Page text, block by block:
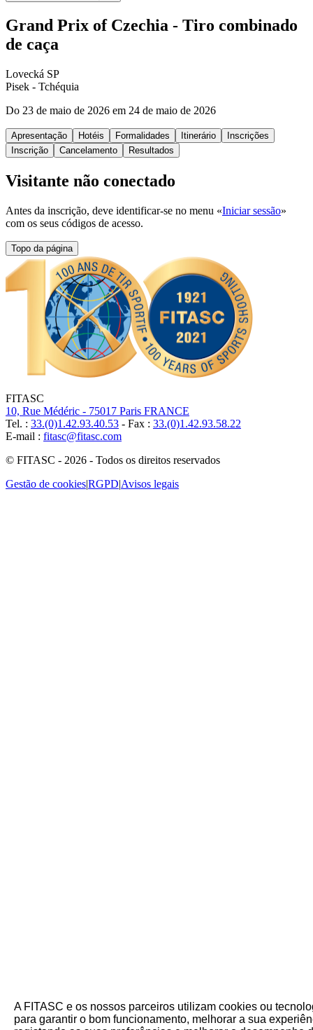
Grand Prix of Czechia - Tiro combinado
de caça
Lovecká SP
Pisek - Tchéquia
Do 23 de maio de 2026 em 24 de maio de 2026
Apresentação Hotéis Formalidades Itinerário
Inscrições
Inscrição
Cancelamento Resultados
Visitante não conectado
Antes da inscrição, deve identificar-se no menu «Iniciar sessão»
com os seus códigos de acesso.
Topo da página
FITASC
10, Rue Médéric - 75017 Paris FRANCE
Tel. : 33.(0)1.42.93.40.53 - Fax : 33.(0)1.42.93.58.22
E-mail : fitasc@fitasc.com
© FITASC - 2026 - Todos os direitos reservados
Gestão de cookies|RGPD|Avisos legais
A FITASC e os nossos parceiros utilizam cookies ou
para garantir o bom funcionamento, melhorar a sua